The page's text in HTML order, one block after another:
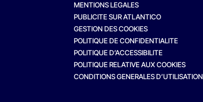
MENTIONS LEGALES
PUBLICITE SUR ATLANTICO
GESTION DES COOKIES
POLITIQUE DE CONFIDENTIALITE
POLITIQUE D’ACCESSIBILITE
POLITIQUE RELATIVE AUX COOKIES
CONDITIONS GENERALES D’UTILISATION